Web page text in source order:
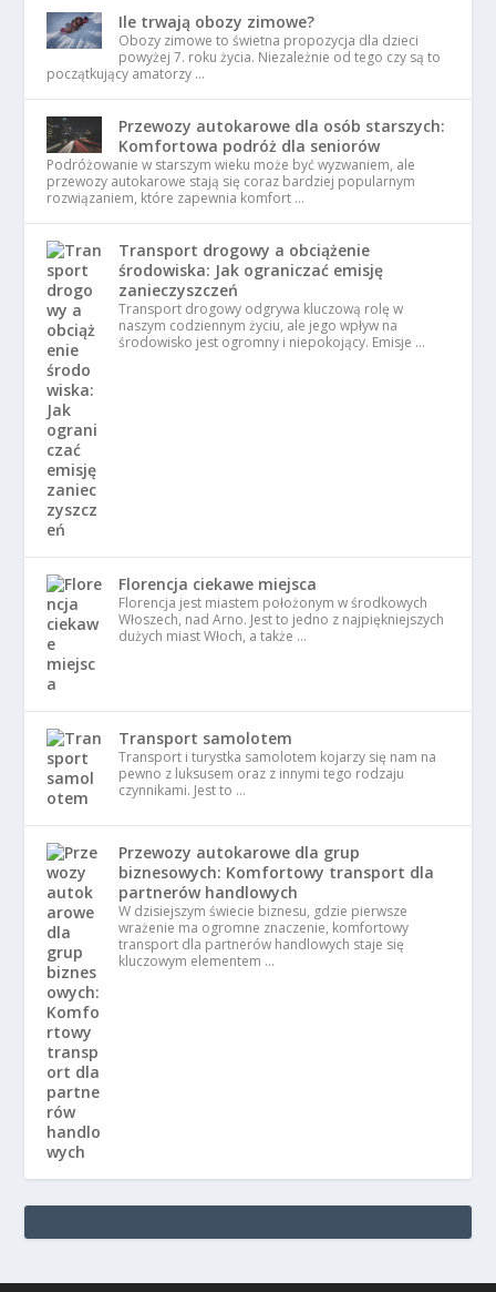
Ile trwają obozy zimowe?
Obozy zimowe to świetna propozycja dla dzieci
powyżej 7. roku życia. Niezależnie od tego czy są to
początkujący amatorzy …
Przewozy autokarowe dla osób starszych:
Komfortowa podróż dla seniorów
Podróżowanie w starszym wieku może być wyzwaniem, ale
przewozy autokarowe stają się coraz bardziej popularnym
rozwiązaniem, które zapewnia komfort …
Transport drogowy a obciążenie
środowiska: Jak ograniczać emisję
zanieczyszczeń
Transport drogowy odgrywa kluczową rolę w
naszym codziennym życiu, ale jego wpływ na
środowisko jest ogromny i niepokojący. Emisje …
Florencja ciekawe miejsca
Florencja jest miastem położonym w środkowych
Włoszech, nad Arno. Jest to jedno z najpiękniejszych
dużych miast Włoch, a także …
Transport samolotem
Transport i turystka samolotem kojarzy się nam na
pewno z luksusem oraz z innymi tego rodzaju
czynnikami. Jest to …
Przewozy autokarowe dla grup
biznesowych: Komfortowy transport dla
partnerów handlowych
W dzisiejszym świecie biznesu, gdzie pierwsze
wrażenie ma ogromne znaczenie, komfortowy
transport dla partnerów handlowych staje się
kluczowym elementem …